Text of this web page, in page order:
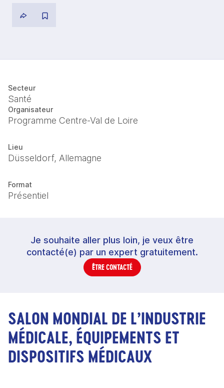
Secteur
Santé
Organisateur
Programme Centre-Val de Loire
Lieu
Düsseldorf, Allemagne
Format
Présentiel
Je souhaite aller plus loin, je veux être
contacté(e) par un expert gratuitement.
ÊTRE CONTACTÉ
SALON MONDIAL DE L’INDUSTRIE
MÉDICALE, ÉQUIPEMENTS ET
DISPOSITIFS MÉDICAUX